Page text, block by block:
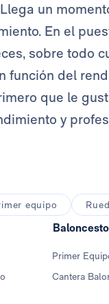
un
En el
sobre todo
función del
que le
y
equipo
Baloncesto
Primer
Cantera